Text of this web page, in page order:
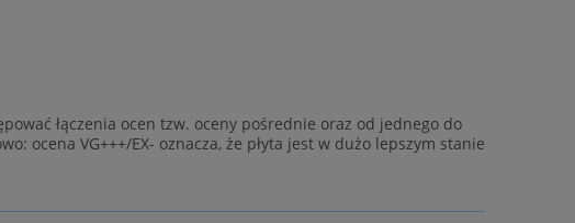
łączenia ocen tzw. oceny pośrednie oraz od jednego do
ocena VG+++/EX- oznacza, że płyta jest w dużo lepszym stanie